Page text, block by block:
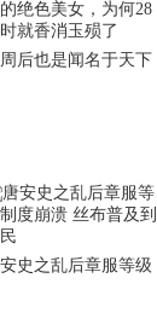
后也是闻名于天下
史之乱后章服等级